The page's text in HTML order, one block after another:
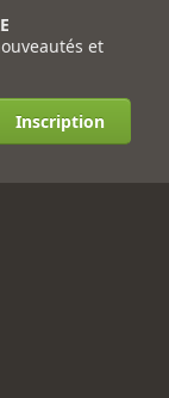
et
Inscription